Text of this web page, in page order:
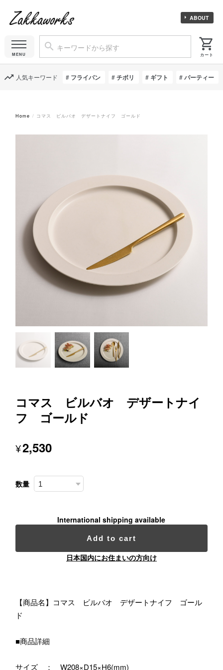
ABOUT
人気キーワード フライパン チボリ ギフト パーティー
Home コマス ビルバオ デザートナイフ ゴールド
コマス ビルバオ デザートナイ
フ ゴールド
¥2,530
数量
International shipping available
Add to cart
日本国内にお住まいの方向け
【商品名】コマス ビルバオ デザートナイフ ゴール
ド
■商品詳細
サイズ ： W208×D15×H6(mm)